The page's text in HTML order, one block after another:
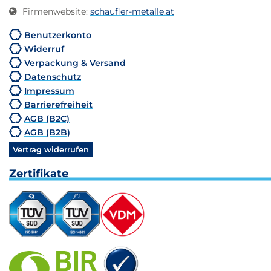
Firmenwebsite: schaufler-metalle.at
Benutzerkonto
Widerruf
Verpackung & Versand
Datenschutz
Impressum
Barrierefreiheit
AGB (B2C)
AGB (B2B)
Vertrag widerrufen
Zertifikate